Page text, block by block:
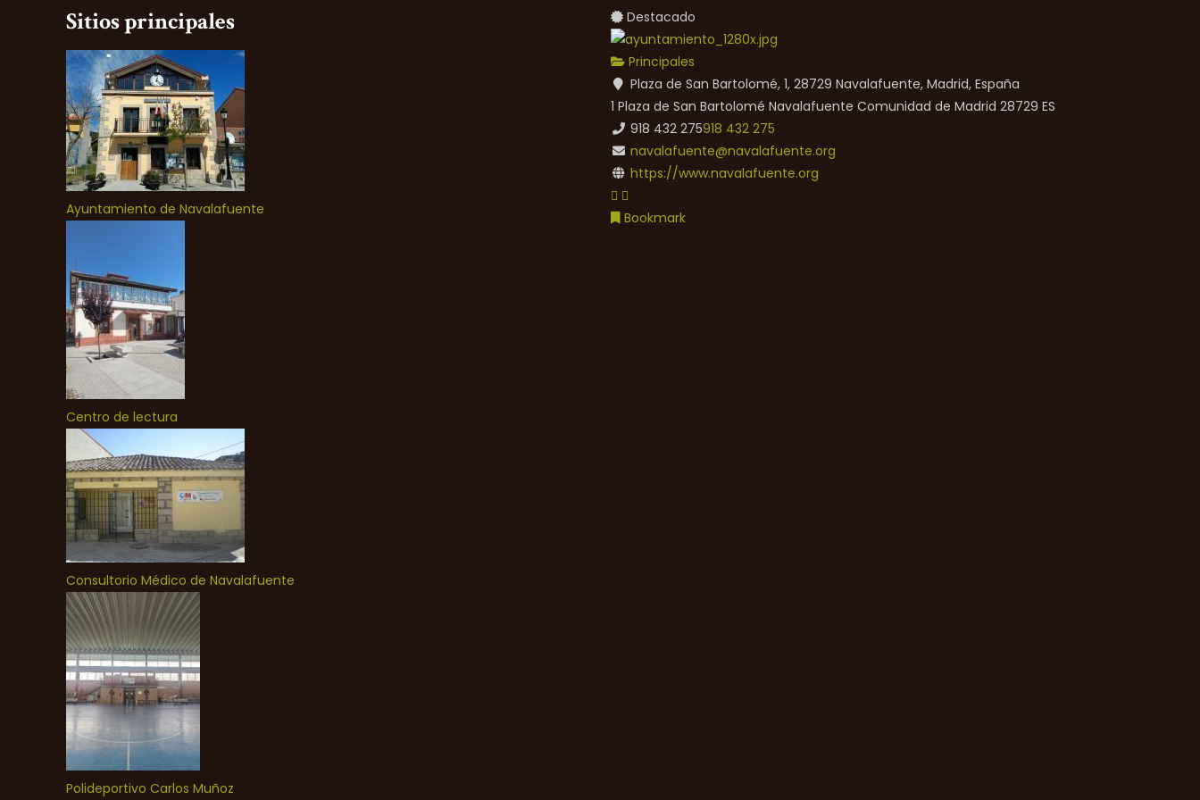
Sitios principales
Ayuntamiento de Navalafuente
Centro de lectura
Consultorio Médico de Navalafuente
Polideportivo Carlos Muñoz
Destacado
Principales
Plaza de San Bartolomé, 1, 28729 Navalafuente, Madrid, España
1 Plaza de San Bartolomé Navalafuente Comunidad de Madrid 28729 ES
918 432 275918 432 275
navalafuente@navalafuente.org
https://www.navalafuente.org
Bookmark